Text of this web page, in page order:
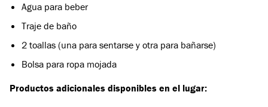
Agua para beber
Traje de baño
2 toallas (una para sentarse y otra para bañarse)
Bolsa para ropa mojada
Productos adicionales disponibles en el lugar: